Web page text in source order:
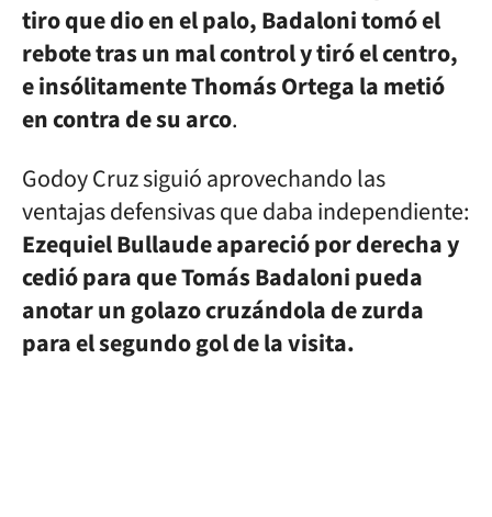
tiro que dio en el palo, Badaloni tomó el
rebote tras un mal control y tiró el centro,
e insólitamente Thomás Ortega la metió
en contra de su arco.
Godoy Cruz siguió aprovechando las
ventajas defensivas que daba independiente:
Ezequiel Bullaude apareció por derecha y
cedió para que Tomás Badaloni pueda
anotar un golazo cruzándola de zurda
para el segundo gol de la visita.